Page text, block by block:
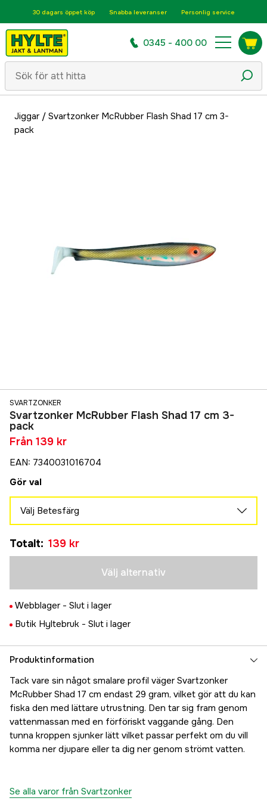
30 dagars öppet köp Snabba leveranser Personlig service
0345 - 400 00
Jiggar/ Svartzonker McRubber Flash Shad 17 cm 3-
pack
SVARTZONKER
Svartzonker McRubber Flash Shad 17 cm 3-
pack
Från 139 kr
EAN: 7340031016704
Gör val
Välj Betesfärg
139 kr
Baby Pike
139 kr
Tillfälligt slut
Totalt: 139 kr
Välj alternativ
Webblager - Slut i lager
Butik Hyltebruk - Slut i lager
Produktinformation
Tack vare sin något smalare profil väger Svartzonker
McRubber Shad 17 cm endast 29 gram, vilket gör att du kan
fiska den med lättare utrustning. Den tar sig fram genom
vattenmassan med en förföriskt vaggande gång. Den
tunna kroppen sjunker lätt vilket passar perfekt om du vill
komma ner djupare eller ta dig ner genom strömt vatten.
Se alla varor från Svartzonker